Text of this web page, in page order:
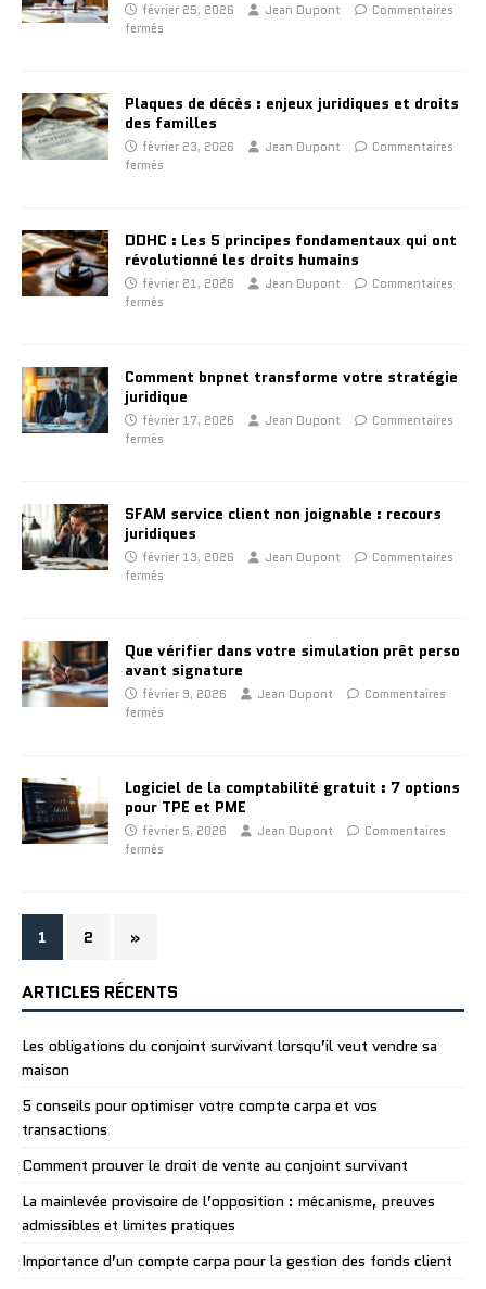
février 25, 2026 Jean Dupont
Commentaires
fermés
Plaques de décès : enjeux juridiques et droits
des familles
février 23, 2026 Jean Dupont
Commentaires
fermés
DDHC : Les 5 principes fondamentaux qui ont
révolutionné les droits humains
février 21, 2026 Jean Dupont
Commentaires
fermés
Comment bnpnet transforme votre stratégie
juridique
février 17, 2026 Jean Dupont
Commentaires
fermés
SFAM service client non joignable : recours
juridiques
février 13, 2026 Jean Dupont
Commentaires
fermés
Que vérifier dans votre simulation prêt perso
avant signature
février 9, 2026 Jean Dupont
Commentaires
fermés
Logiciel de la comptabilité gratuit : 7 options
pour TPE et PME
février 5, 2026 Jean Dupont
Commentaires
fermés
1 2 »
ARTICLES RÉCENTS
Les obligations du conjoint survivant lorsqu’il veut vendre sa
maison
5 conseils pour optimiser votre compte carpa et vos
transactions
Comment prouver le droit de vente au conjoint survivant
La mainlevée provisoire de l’opposition : mécanisme, preuves
admissibles et limites pratiques
Importance d’un compte carpa pour la gestion des fonds client